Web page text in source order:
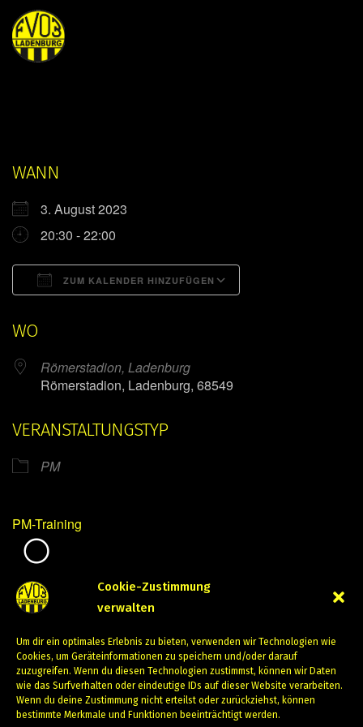
Cookie-Zustimmung
verwalten
Um dir ein optimales Erlebnis zu bieten, verwenden wir Technologien wie
Cookies, um Geräteinformationen zu speichern und/oder darauf
zuzugreifen. Wenn du diesen Technologien zustimmst, können wir Daten
wie das Surfverhalten oder eindeutige IDs auf dieser Website verarbeiten.
Wenn du deine Zustimmung nicht erteilst oder zurückziehst, können
bestimmte Merkmale und Funktionen beeinträchtigt werden.
WANN
3. August 2023
20:30 - 22:00
ZUM KALENDER HINZUFÜGEN
WO
Römerstadion, Ladenburg
Römerstadion, Ladenburg, 68549
VERANSTALTUNGSTYP
PM
PM-Training
August 3, 2023
PREVIOUS